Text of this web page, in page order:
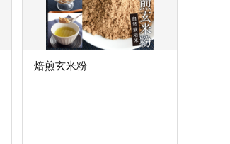
焙煎玄米粉